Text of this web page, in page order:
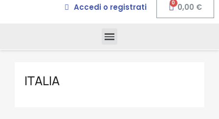
Accedi o registrati 0,00 €
ITALIA